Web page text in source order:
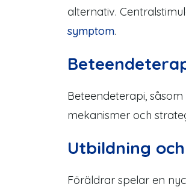
alternativ.
symptom.
Beteendeterapi, såsom
mekanismer och
Utbildning
Föräldrar spelar en